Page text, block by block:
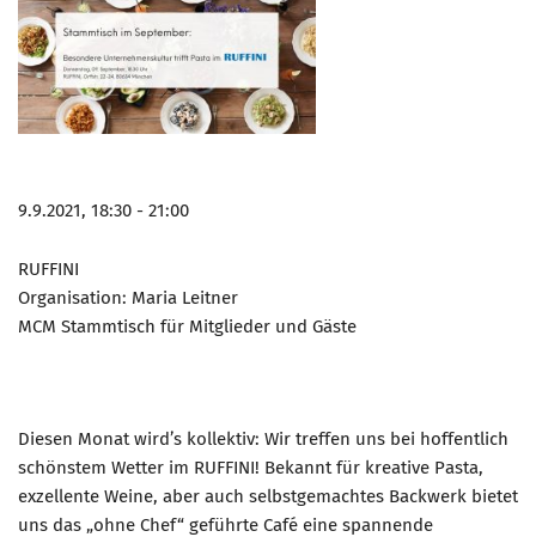
Arbeitsgruppen
MarketingFrauen
Münchner Marketingpreis
MARKETING PIONIERE
Marketing Pioniere im BVMC
Clubmagazin
MITGLIEDSCHAFT
9.9.2021, 18:30 - 21:00
RUFFINI
Organisation: Maria Leitner
MCM Stammtisch für Mitglieder und Gäste
Diesen Monat wird’s kollektiv: Wir treffen uns bei hoffentlich
schönstem Wetter im RUFFINI! Bekannt für kreative Pasta,
exzellente Weine, aber auch selbstgemachtes Backwerk bietet
uns das „ohne Chef“ geführte Café eine spannende